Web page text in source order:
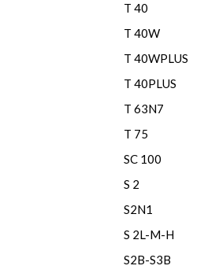
T 40
T 40W
T 40WPLUS
T 40PLUS
T 63N7
T 75
SC 100
S 2
S2N1
S 2L-M-H
S2B-S3B